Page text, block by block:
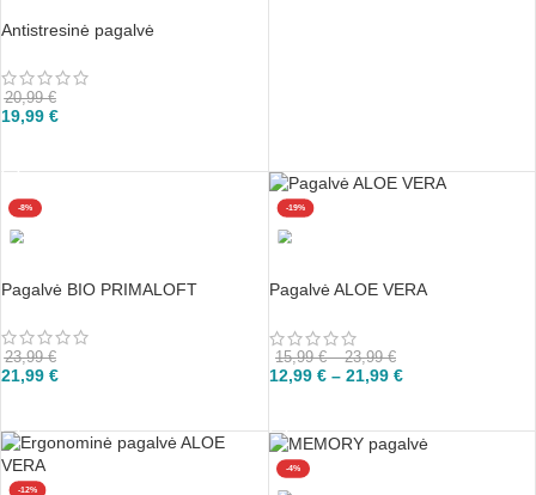
Antistresinė pagalvė
20,99€
19,99 €
-8%
Pagalvė BIO PRIMALOFT
23,99€
21,99 €
-19%
Pagalvė ALOE VERA
15,99€–23,99€
12,99 €– 21,99 €
-12%
-4%